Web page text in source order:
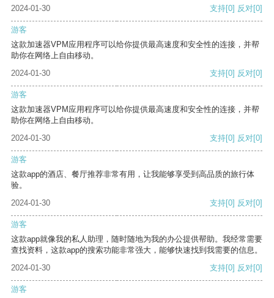
2024-01-30 支持[0] 反对[0]
游客
这款加速器VPM应用程序可以给你提供最高速度和安全性的连接，并帮
助你在网络上自由移动。
2024-01-30
支持[0] 反对[0]
游客
这款加速器VPM应用程序可以给你提供最高速度和安全性的连接，并帮
助你在网络上自由移动。
2024-01-30
支持[0] 反对[0]
游客
这款app的酒店、餐厅推荐非常有用，让我能够享受到高品质的旅行体
验。
2024-01-30
支持[0] 反对[0]
游客
这款app就像我的私人助理，随时随地为我的办公提供帮助。我经常需要
查找资料，这款app的搜索功能非常强大，能够快速找到我需要的信息。
2024-01-30
支持[0] 反对[0]
游客